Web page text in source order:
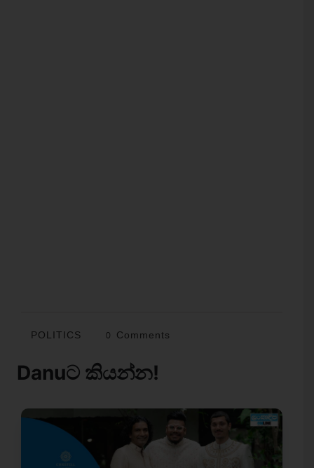
POLITICS 0 Comments